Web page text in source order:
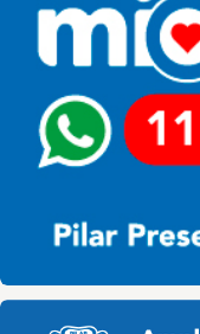
Pilar HCD